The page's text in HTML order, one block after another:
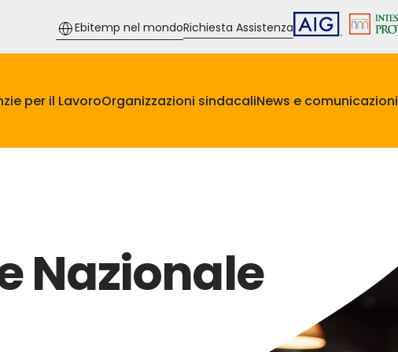
Ebitemp nel mondoRichiesta Assistenza
per il LavoroOrganizzazioni sindacaliNews e comunicazioni
Nazionale